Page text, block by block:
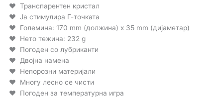
Транспарентен кристал
Ја стимулира Г-точката
Големина: 170 mm (должина) x 35 mm (дијаметар)
Нето тежина: 232 g
Погоден со лубриканти
Двојна намена
Непорозни материјали
Многу лесно се чисти
Погоден за температурна игра